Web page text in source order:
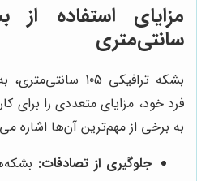
سانتی‌متری
بشکه ترافیکی 105
فرد خود، مزایای متعددی را برای
به برخی از مهم‌ترین آن‌ها اشاره
جلوگیری از تصادفات: